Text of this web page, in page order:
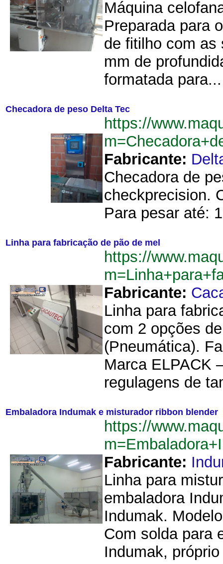
Máquina
Preparada para
de fitilho com as
mm de
formatada para...
Checadora de peso Delta Tec
https://
Fabricante:
Checadora de
checkprecision.
Para pesar até:
Linha para fabricação de pão de mel
https://
Fabricante:
Linha para
com 2 opções
(Pneumática).
Marca ELPACK
regulagens de
Embaladora Indumak e misturador ribbon blender
https://
Fabricante:
Linha para
embaladora
Indumak.
Com solda para
Indumak,